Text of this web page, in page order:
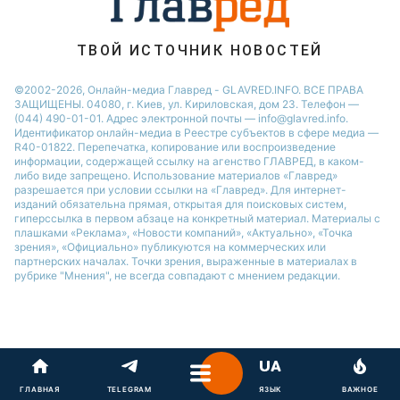
ТВОЙ ИСТОЧНИК НОВОСТЕЙ
©2002-2026, Онлайн-медиа Главред - GLAVRED.INFO. ВСЕ ПРАВА
ЗАЩИЩЕНЫ. 04080, г. Киев, ул. Кириловская, дом 23. Телефон —
(044) 490-01-01. Адрес электронной почты — info@glavred.info.
Идентификатор онлайн-медиа в Реестре cубъектов в сфере медиа —
R40-01822. Перепечатка, копирование или воспроизведение
информации, содержащей ссылку на агенство ГЛАВРЕД, в каком-
либо виде запрещено. Использование материалов «Главред»
разрешается при условии ссылки на «Главред». Для интернет-
изданий обязательна прямая, открытая для поисковых систем,
гиперссылка в первом абзаце на конкретный материал. Материалы с
плашками «Реклама», «Новости компаний», «Актуально», «Точка
зрения», «Официально» публикуются на коммерческих или
партнерских началах. Точки зрения, выраженные в материалах в
рубрике "Мнения", не всегда совпадают с мнением редакции.
ГЛАВНАЯ TELEGRAM ЯЗЫК ВАЖНОЕ